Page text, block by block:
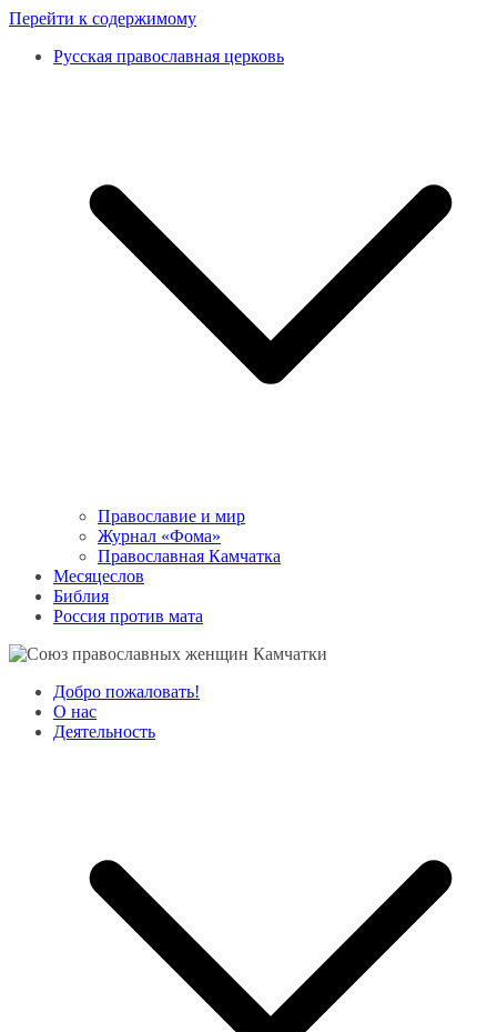
Перейти к содержимому
Русская православная церковь
Православие и мир
Журнал «Фома»
Православная Камчатка
Месяцеслов
Библия
Россия против мата
Добро пожаловать!
О нас
Деятельность